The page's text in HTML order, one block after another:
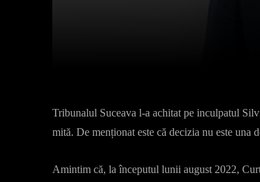
Tribunalul Suceava l-a achitat pe inculpatul
mită. De menționat este că decizia nu este una
Amintim că, la începutul lunii august 2022,